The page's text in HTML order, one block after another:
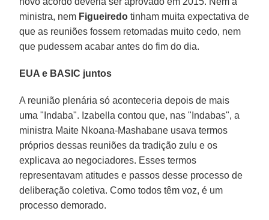
ministra, nem Figueiredo tinham muita expectativa de
que as reuniões fossem retomadas muito cedo, nem
que pudessem acabar antes do fim do dia.
EUA e BASIC juntos
A reunião plenária só aconteceria depois de mais
uma "Indaba". Izabella contou que, nas "Indabas", a
ministra Maite Nkoana-Mashabane usava termos
próprios dessas reuniões da tradição zulu e os
explicava ao negociadores. Esses termos
representavam atitudes e passos desse processo de
deliberação coletiva. Como todos têm voz, é um
processo demorado.